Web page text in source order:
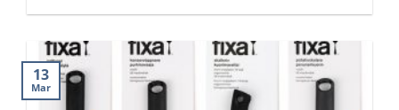
13
Mar